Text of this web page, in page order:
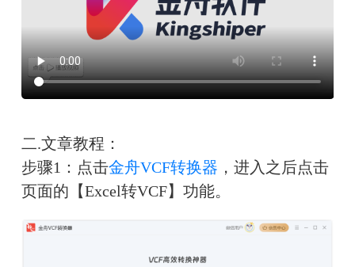
二.文章教程：
步骤1：点击金舟VCF转换器 ，进入之后点击
页面的【Excel转VCF】功能。